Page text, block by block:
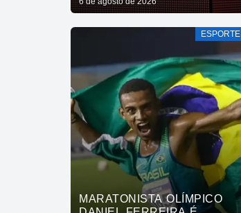
DE FINAL
ESPORTE
MARATONISTA OLÍMPICO